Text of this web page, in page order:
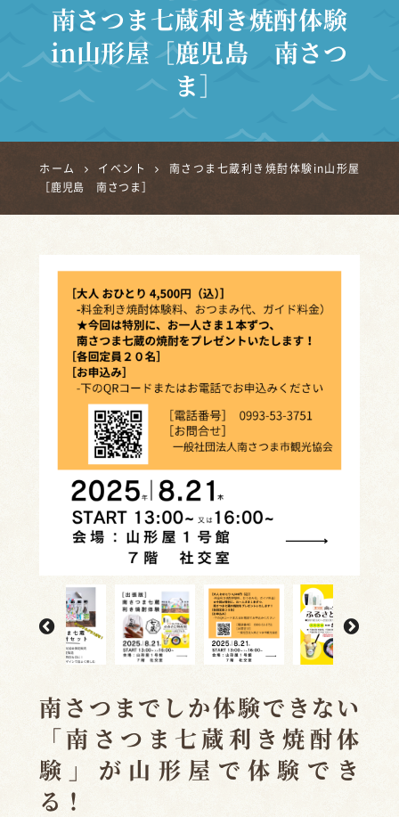
南さつま七蔵利き焼酎体験
in山形屋［鹿児島 南さつ
ま］
ホーム イベント
南さつま七蔵利き焼酎体験in山形屋
［鹿児島 南さつま］
南さつまでしか体験できない
「南さつま七蔵利き焼酎体
験」が山形屋で体験でき
る！